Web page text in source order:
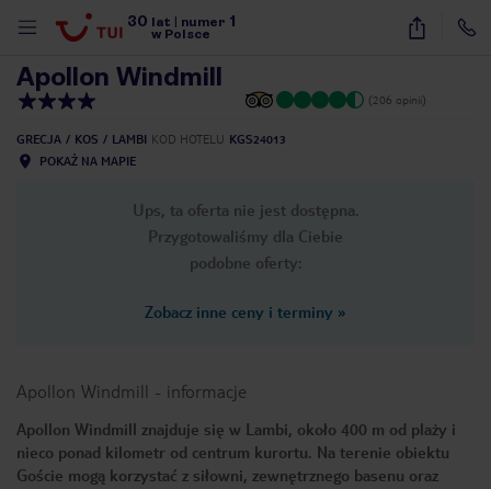
30 lat numer 1
w Polsce
21
Apollon Windmill
(206 opinii)
GRECJA KOS LAMBI KOD HOTELU KGS24013
POKAŻ NA MAPIE
Ups, ta oferta nie jest dostępna.
Przygotowaliśmy dla Ciebie
podobne oferty:
Zobacz inne ceny i terminy »
Apollon Windmill - informacje
Apollon Windmill znajduje się w Lambi, około 400 m od plaży i
nieco ponad kilometr od centrum kurortu. Na terenie obiektu
Goście mogą korzystać z siłowni, zewnętrznego basenu oraz